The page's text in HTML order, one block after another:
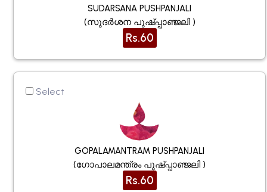
SUDARSANA PUSHPANJALI
(സുദർശന പുഷ്പ്പാഞ്ജലി )
Rs.60
Select
GOPALAMANTRAM PUSHPANJALI
(ഗോപാലമന്ത്രം പുഷ്പ്പാഞ്ജലി )
Rs.60